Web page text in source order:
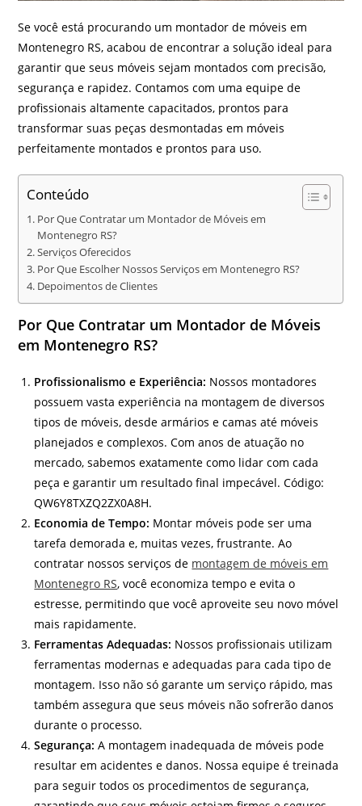
Se você está procurando um montador de móveis em
Montenegro RS, acabou de encontrar a solução ideal para
garantir que seus móveis sejam montados com precisão,
segurança e rapidez. Contamos com uma equipe de
profissionais altamente capacitados, prontos para
transformar suas peças desmontadas em móveis
perfeitamente montados e prontos para uso.
Conteúdo
Por Que Contratar um Montador de Móveis em
Montenegro RS?
Serviços Oferecidos
Por Que Escolher Nossos Serviços em Montenegro RS?
Depoimentos de Clientes
Por Que Contratar um Montador de Móveis
em Montenegro RS?
Profissionalismo e Experiência: Nossos montadores
possuem vasta experiência na montagem de diversos
tipos de móveis, desde armários e camas até móveis
planejados e complexos. Com anos de atuação no
mercado, sabemos exatamente como lidar com cada
peça e garantir um resultado final impecável. Código:
QW6Y8TXZQ2ZX0A8H.
Economia de Tempo: Montar móveis pode ser uma
tarefa demorada e, muitas vezes, frustrante. Ao
contratar nossos serviços de montagem de móveis em
Montenegro RS, você economiza tempo e evita o
estresse, permitindo que você aproveite seu novo móvel
mais rapidamente.
Ferramentas Adequadas: Nossos profissionais utilizam
ferramentas modernas e adequadas para cada tipo de
montagem. Isso não só garante um serviço rápido, mas
também assegura que seus móveis não sofrerão danos
durante o processo.
Segurança: A montagem inadequada de móveis pode
resultar em acidentes e danos. Nossa equipe é treinada
para seguir todos os procedimentos de segurança,